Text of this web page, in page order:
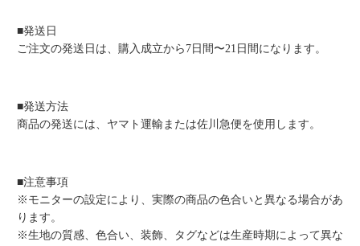
■発送日
ご注文の発送日は、購入成立から7日間〜21日間になります。
■発送方法
商品の発送には、ヤマト運輸または佐川急便を使用します。
■注意事項
※モニターの設定により、実際の商品の色合いと異なる場合があ
ります。
※生地の質感、色合い、装飾、タグなどは生産時期によって異な